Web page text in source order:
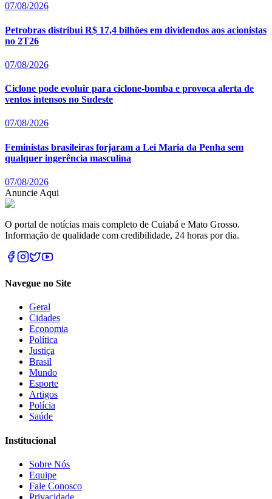
07/08/2026
Petrobras distribui R$ 17,4 bilhões em dividendos aos acionistas
no 2T26
07/08/2026
Ciclone pode evoluir para ciclone-bomba e provoca alerta de
ventos intensos no Sudeste
07/08/2026
Feministas brasileiras forjaram a Lei Maria da Penha sem
qualquer ingerência masculina
07/08/2026
Anuncie Aqui
O portal de notícias mais completo de Cuiabá e Mato Grosso.
Informação de qualidade com credibilidade, 24 horas por dia.
Navegue no Site
Geral
Cidades
Economia
Política
Justiça
Brasil
Mundo
Esporte
Artigos
Polícia
Saúde
Institucional
Sobre Nós
Equipe
Fale Conosco
Privacidade